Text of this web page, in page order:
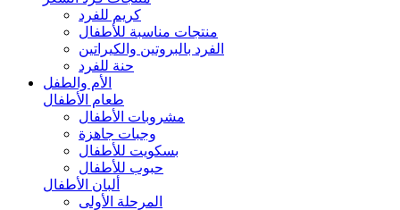
كريم للفرد
منتجات مناسبة للأطفال
الفرد بالبروتين والكيراتين
حنة للفرد
الأم والطفل
طعام الأطفال
مشروبات الأطفال
وجبات جاهزة
بسكويت للأطفال
حبوب للأطفال
ألبان الأطفال
المرحلة الأولى